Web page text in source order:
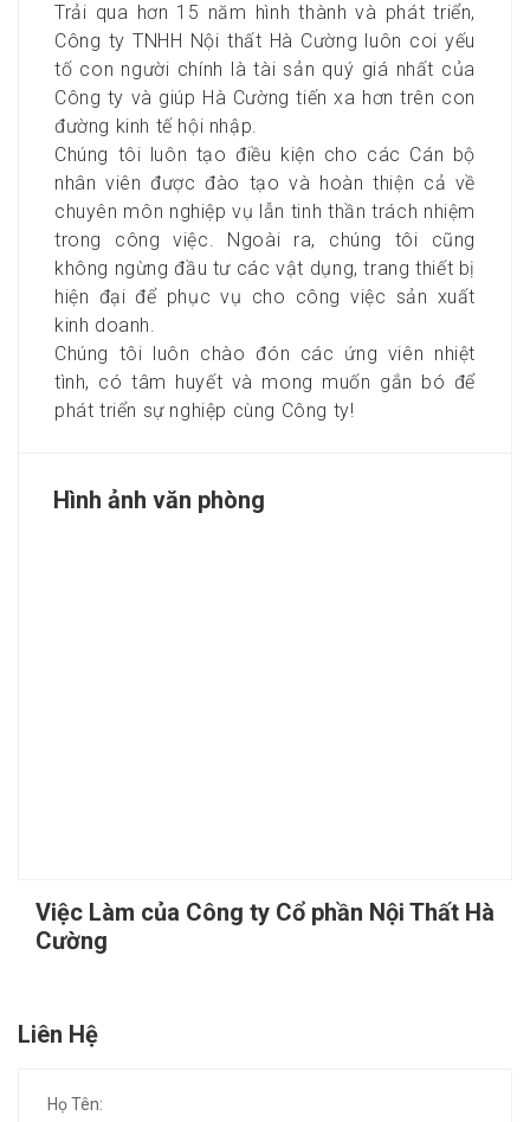
Trải qua hơn 15 năm hình thành và phát triển,
Công ty TNHH Nội thất Hà Cường luôn coi yếu
tố con người chính là tài sản quý giá nhất của
Công ty và giúp Hà Cường tiến xa hơn trên con
đường kinh tế hội nhập.
Chúng tôi luôn tạo điều kiện cho các Cán bộ
nhân viên được đào tạo và hoàn thiện cả về
chuyên môn nghiệp vụ lẫn tinh thần trách nhiệm
trong công việc. Ngoài ra, chúng tôi cũng
không ngừng đầu tư các vật dụng, trang thiết bị
hiện đại để phục vụ cho công việc sản xuất
kinh doanh.
Chúng tôi luôn chào đón các ứng viên nhiệt
tình, có tâm huyết và mong muốn gắn bó để
phát triển sự nghiệp cùng Công ty!
Hình ảnh văn phòng
Việc Làm của Công ty Cổ phần Nội Thất Hà
Cường
Liên Hệ
Họ Tên: